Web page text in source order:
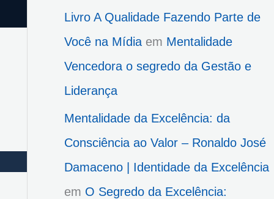
Livro A Qualidade Fazendo Parte de
Você na Mídiaem Mentalidade
Vencedora o segredo da Gestão e
Liderança
Mentalidade da Excelência: da
Consciência ao Valor – Ronaldo José
Damaceno | Identidade da Excelência
em O Segredo da Excelência: